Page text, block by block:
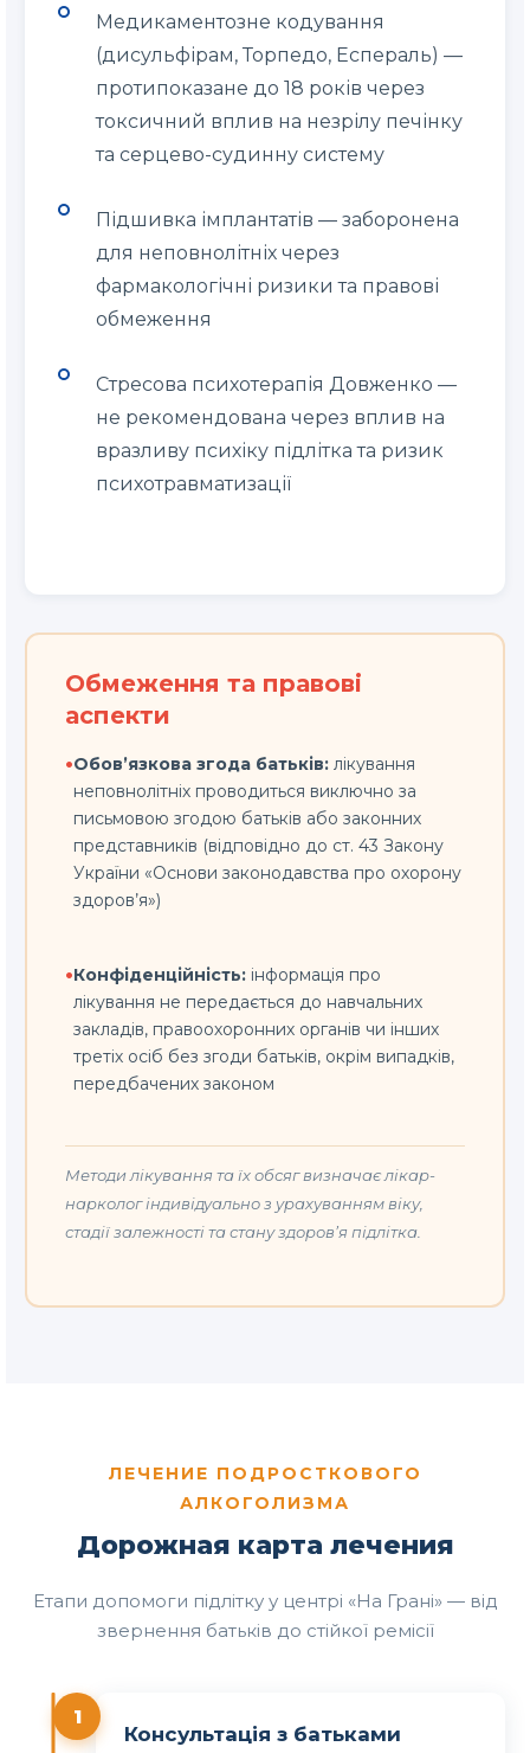
Медикаментозне кодування
(дисульфірам, Торпедо, Еспераль) —
протипоказане до 18 років через
токсичний вплив на незрілу печінку
та серцево-судинну систему
Підшивка імплантатів — заборонена
для неповнолітніх через
фармакологічні ризики та правові
обмеження
Стресова психотерапія Довженко —
не рекомендована через вплив на
вразливу психіку підлітка та ризик
психотравматизації
Обмеження та правові
аспекти
•Обов’язкова згода батьків: лікування
неповнолітніх проводиться виключно за
письмовою згодою батьків або законних
представників (відповідно до ст. 43 Закону
України «Основи законодавства про охорону
здоров’я»)
•Конфіденційність: інформація про
лікування не передається до навчальних
закладів, правоохоронних органів чи інших
третіх осіб без згоди батьків, окрім випадків,
передбачених законом
Методи лікування та їх обсяг визначає лікар-
нарколог індивідуально з урахуванням віку,
стадії залежності та стану здоров’я підлітка.
ЛЕЧЕНИЕ ПОДРОСТКОВОГО
АЛКОГОЛИЗМА
Дорожная карта лечения
Етапи допомоги підлітку у центрі «На Грані» — від
звернення батьків до стійкої ремісії
1
Консультація з батьками